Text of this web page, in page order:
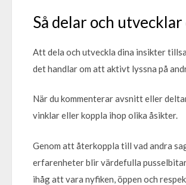
Så delar och
Att dela och utveckla dina insikter
det handlar om att aktivt lyssna på
När du kommenterar avsnitt eller
vinklar eller koppla ihop olika åsikter.
Genom att återkoppla till vad andra
erfarenheter blir värdefulla
ihåg att vara nyfiken, öppen och